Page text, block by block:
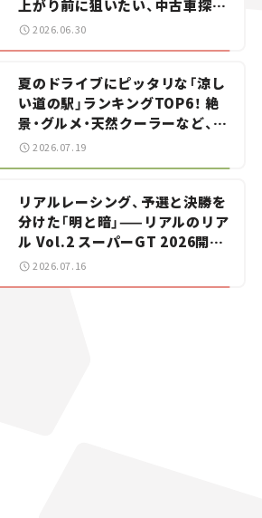
上がり前に狙いたい、中古車探し
をお手伝い――ちょっとイケてるマ
2026.06.30
夏のドライブにピッタリな「涼し
い道の駅」ランキングTOP6！ 絶
景・グルメ・天然クーラーなど、避
暑におすすめのスポットを紹介
2026.07.19
リアルレーシング、予選と決勝を
分けた「明と暗」——リアルのリア
ル Vol.2 スーパーGT 2026開幕
戦 岡山国際サーキット
2026.07.16